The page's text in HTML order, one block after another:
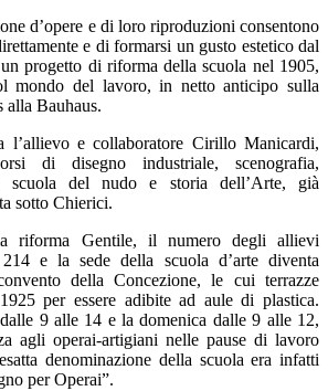
d’opere e di loro riproduzioni consentono
e di formarsi un gusto estetico dal
progetto di riforma della scuola nel 1905,
mondo del lavoro, in netto anticipo sulla
Bauhaus.
l’allievo e collaboratore Cirillo Manicardi,
di disegno industriale, scenografia,
scuola del nudo e storia dell’Arte, già
sotto Chierici.
riforma Gentile, il numero degli allievi
e la sede della scuola d’arte diventa
della Concezione, le cui terrazze
per essere adibite ad aule di plastica.
9 alle 14 e la domenica dalle 9 alle 12,
agli operai-artigiani nelle pause di lavoro
denominazione della scuola era infatti
per Operai”.